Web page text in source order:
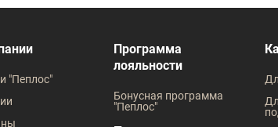
В корзину
Таблица размеров
В
"Пеплос"
Программа
лояльности
Бонусная программа
"Пеплос"